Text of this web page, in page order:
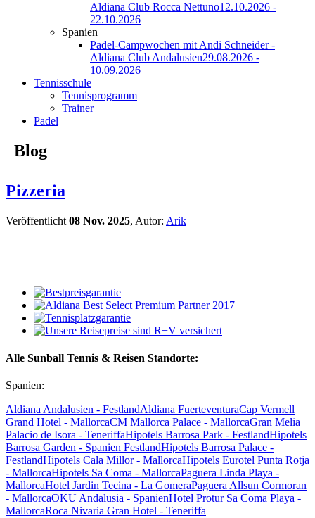
Aldiana Club Rocca Nettuno12.10.2026 -
22.10.2026
Spanien
Padel-Campwochen mit Andi Schneider -
Aldiana Club Andalusien29.08.2026 -
10.09.2026
Tennisschule
Tennisprogramm
Trainer
Padel
Blog
Pizzeria
Veröffentlicht 08 Nov. 2025, Autor: Arik
Alle Sunball Tennis & Reisen Standorte:
Spanien:
Aldiana Andalusien - FestlandAldiana FuerteventuraCap Vermell
Grand Hotel - MallorcaCM Mallorca Palace - MallorcaGran Melia
Palacio de Isora - TeneriffaHipotels Barrosa Park - FestlandHipotels
Barrosa Garden - Spanien FestlandHipotels Barrosa Palace -
FestlandHipotels Cala Millor - MallorcaHipotels Eurotel Punta Rotja
- MallorcaHipotels Sa Coma - MallorcaPaguera Linda Playa -
MallorcaHotel Jardin Tecina - La GomeraPaguera Allsun Cormoran
- MallorcaOKU Andalusia - SpanienHotel Protur Sa Coma Playa -
MallorcaRoca Nivaria Gran Hotel - Teneriffa